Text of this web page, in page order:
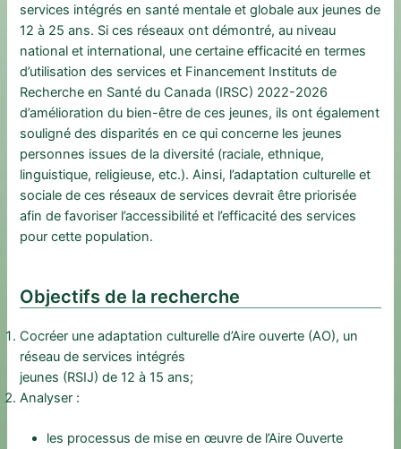
services intégrés en santé mentale et globale aux jeunes de
12 à 25 ans. Si ces réseaux ont démontré, au niveau
national et international, une certaine efficacité en termes
d’utilisation des services et Financement Instituts de
Recherche en Santé du Canada (IRSC) 2022-2026
d’amélioration du bien-être de ces jeunes, ils ont également
souligné des disparités en ce qui concerne les jeunes
personnes issues de la diversité (raciale, ethnique,
linguistique, religieuse, etc.). Ainsi, l’adaptation culturelle et
sociale de ces réseaux de services devrait être priorisée
afin de favoriser l’accessibilité et l’efficacité des services
pour cette population.
Objectifs de la recherche
Cocréer une adaptation culturelle d’Aire ouverte (AO), un
réseau de services intégrés
jeunes (RSIJ) de 12 à 15 ans;
Analyser :
les processus de mise en œuvre de l’Aire Ouverte